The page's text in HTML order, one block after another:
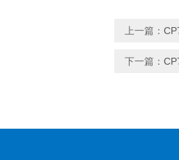
上一篇：
下一篇：